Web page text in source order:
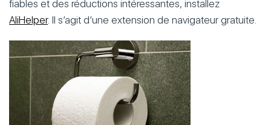
fiables et des réductions intéressantes, installez
AliHelper. Il s’agit d’une extension de navigateur gratuite.